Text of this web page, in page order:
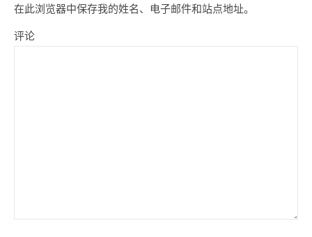
在此浏览器中保存我的姓名、电子邮件和站点地址。
评论